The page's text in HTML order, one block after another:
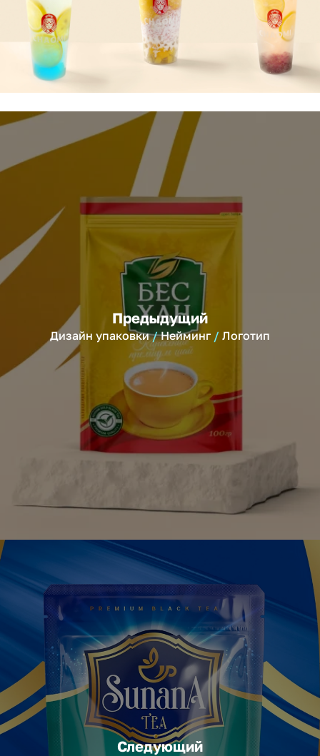
Предыдущий
Дизайн упаковки Нейминг Логотип
Следующий